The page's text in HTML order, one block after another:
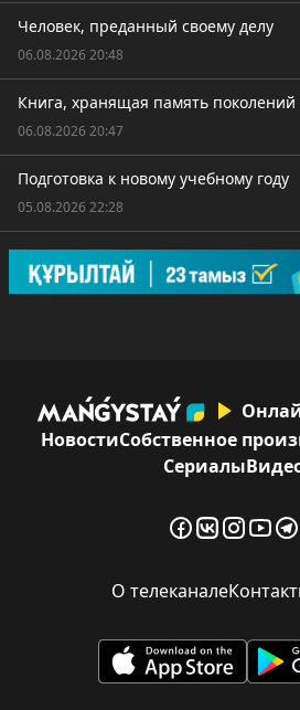
Человек, преданный своему делу
06.08.2026 20:48
Книга, хранящая память поколений
06.08.2026 20:47
Подготовка к новому учебному году
05.08.2026 22:28
НовостиСобственное
Сериалы
О телеканале